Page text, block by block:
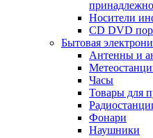
Носители
CD DVD
Бытовая
Антенны и
Часы
Товары для
Фонари
Наушники